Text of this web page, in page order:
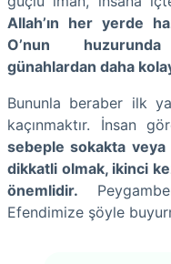
Allah’ın her yerde
O’nun
günahlardan daha
Bununla beraber ilk
kaçınmaktır. İnsan
sebeple sokakta veya
dikkatli olmak, ikinci
önemlidir.
Efendimize şöyle